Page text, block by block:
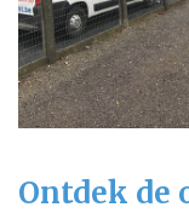
Ontdek de